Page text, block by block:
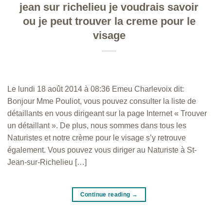
jean sur richelieu je voudrais savoir
ou je peut trouver la creme pour le
visage
Le lundi 18 août 2014 à 08:36 Emeu Charlevoix dit:
Bonjour Mme Pouliot, vous pouvez consulter la liste de
détaillants en vous dirigeant sur la page Internet « Trouver
un détaillant ». De plus, nous sommes dans tous les
Naturistes et notre crème pour le visage s’y retrouve
également. Vous pouvez vous diriger au Naturiste à St-
Jean-sur-Richelieu […]
Continue reading →